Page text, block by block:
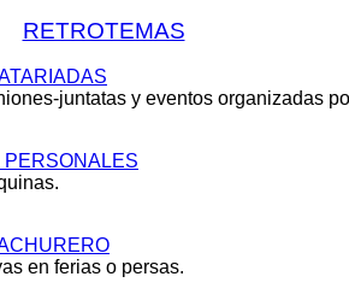
RETROTEMAS
juntatas y eventos organizadas
en ferias o persas.